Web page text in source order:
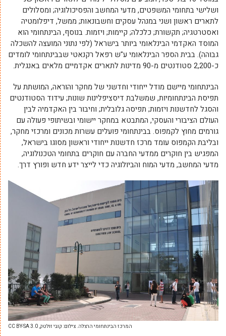
ושלישי בתחומי המשפטים, מדעי המחשב והפסיכולוגיה; ומסלולים
לתארים ראשון ושני במנהל עסקים וחשבונאות; ממשל, דיפלומטיה
ואסטרטגיה; תקשורת; כלכלה; קיימות; ויזמות. בנוסף, הבינתחומי הוא
המוסד האקדמי הבינלאומי ביותר בישראל (לפי נתוני המועצה להשכלה
גבוהה). בבית הספר הבינלאומי ע"ש רפאל רקנאטי שבבינתחומי לומדים
כ-2,200 סטודנטים מ-90 מדינות לתארים אקדמיים מלאים באנגלית.
הבינתחומי מיישם מודל ייחודי וחדשני של מחקר והוראה, המושתת על
תפיסת הבינתחומיות, שמשלבת דיסציפלינות שונות; עידוד הסטודנטים
והסגל לחדשנות ויזמות; תפיסה גלובלית; וחיבור בין האקדמיה לבין
העולם הציבורי והעסקי, המתבטא במחקר יישומי ובשיתופי פעולה עם
גורמים מחוץ לקמפוס. בבינתחומי פועלים עשרות מכונים ומרכזי מחקר,
ובליבת הקמפוס עומד מרכז חדשנות ייחודי וראשון מסוגו בישראל,
המפגיש בין חוקרים ממדעי החברה עם חוקרים בתחומי הטכנולוגיה,
מדעי המחשב, מדעי המוח והביולוגיה כדי לייצר ידע חדש ופורץ דרך.
המרכז הבינתחומי הרצלה. צילום: קובי זולטק, CC BY-SA 3.0